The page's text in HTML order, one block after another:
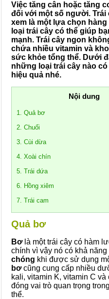
Việc tăng cân hoặc tăng
đối với một số người.
xem là một lựa chọn
loại trái cây có thể giúp
mạnh. Trái cây ngon
chứa nhiều vitamin và
sức khỏe tổng thể. Dưới
những loại trái cây nào
hiệu quả nhé.
Nội dung
1. Quả bơ
2. Chuối
3. Cùi dừa
4. Xoài chín
5. Trái dứa
6. Hồng xiêm
7. Trái cam
Quả bơ
Bơ là một trái cây có hàm
chính vì vậy nó có khả năng
chóng khi được sử dụng
bơcũng cung cấp nhiều
kali, vitamin K, vitamin C
đóng vai trò quan trọng
thể.